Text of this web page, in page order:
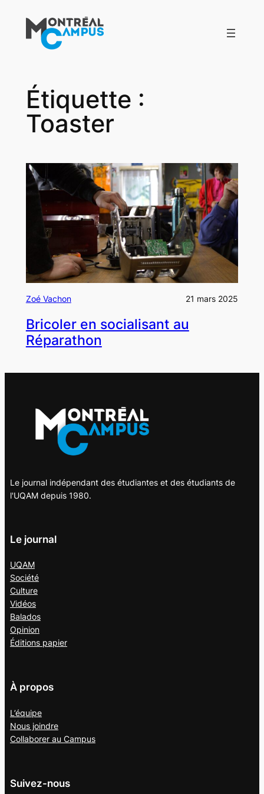
contenu
Étiquette :
Toaster
Zoé Vachon 21 mars 2025
Bricoler en socialisant au
Réparathon
Le journal indépendant des étudiantes et des étudiants de
l'UQAM depuis 1980.
Le journal
UQAM
Société
Culture
Vidéos
Balados
Opinion
Éditions papier
À propos
L’équipe
Nous joindre
Collaborer au Campus
Suivez-nous